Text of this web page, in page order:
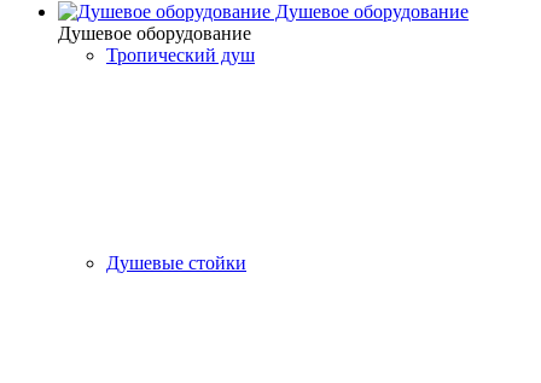
Душевое оборудование
Душевое оборудование
Тропический душ
Душевые стойки